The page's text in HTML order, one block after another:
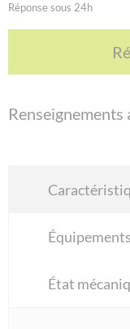
Réponse sous 24h
Renseignements
Équipements
État